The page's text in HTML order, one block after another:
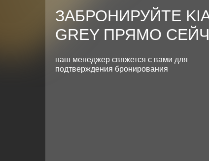
ЗАБРОНИРУЙТЕ KIA
GREY ПРЯМО
наш менеджер свяжется с вами для
подтверждения бронирования